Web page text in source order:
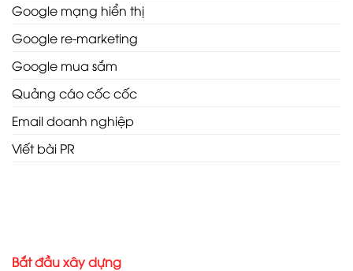
Google mạng hiển thị
Google re-marketing
Google mua sắm
Quảng cáo cốc cốc
Email doanh nghiệp
Viết bài PR
Bắt đầu xây dựng